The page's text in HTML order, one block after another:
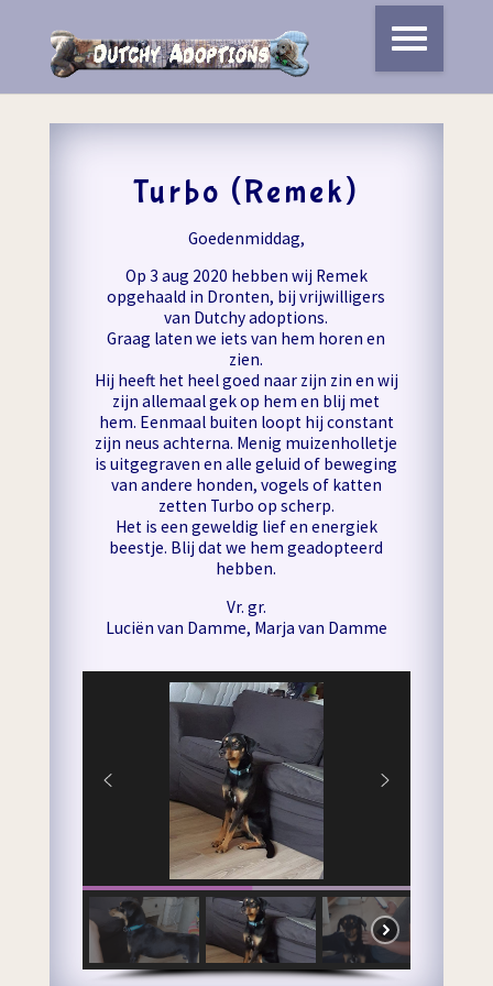
Turbo (Remek)
Goedenmiddag,
Op 3 aug 2020 hebben wij Remek
opgehaald in Dronten, bij vrijwilligers
van Dutchy adoptions.
Graag laten we iets van hem horen en
zien.
Hij heeft het heel goed naar zijn zin en wij
zijn allemaal gek op hem en blij met
hem. Eenmaal buiten loopt hij constant
zijn neus achterna. Menig muizenholletje
is uitgegraven en alle geluid of beweging
van andere honden, vogels of katten
zetten Turbo op scherp.
Het is een geweldig lief en energiek
beestje. Blij dat we hem geadopteerd
hebben.
Vr. gr.
Luciën van Damme, Marja van Damme